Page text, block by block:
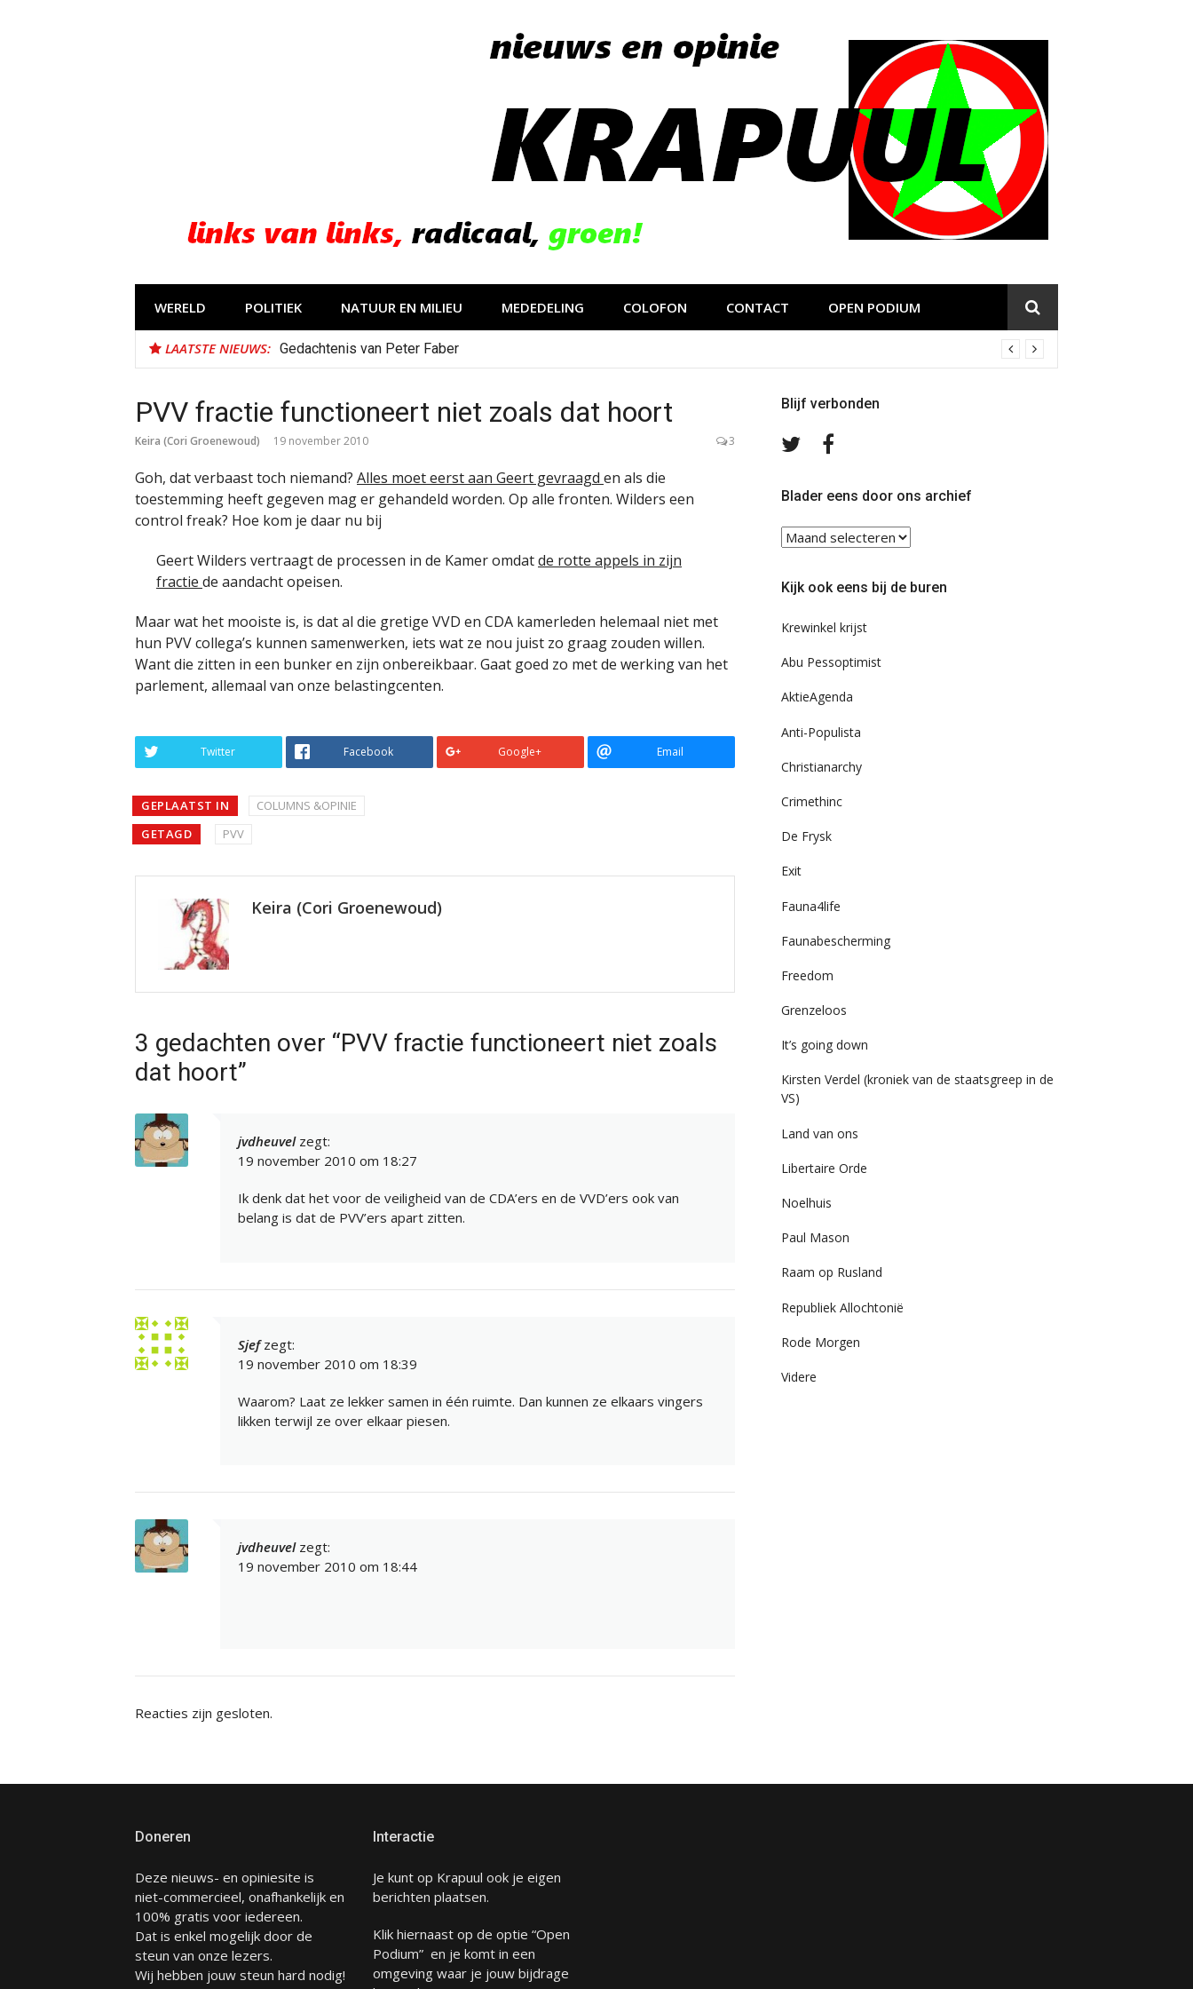
WERELD POLITIEK NATUUR EN MILIEU MEDEDELING COLOFON CONTACT OPEN PODIUM
LAATSTE NIEUWS: Gedachtenis van Peter Faber
PVV fractie functioneert niet zoals dat hoort
Keira (Cori Groenewoud) 19 november 2010 3
Goh, dat verbaast toch niemand? Alles moet eerst aan Geert gevraagd en als die
toestemming heeft gegeven mag er gehandeld worden. Op alle fronten. Wilders een
control freak? Hoe kom je daar nu bij
Geert Wilders vertraagt de processen in de Kamer omdatde rotte appels in zijn
fractie de aandacht opeisen.
Maar wat het mooiste is, is dat al die gretige VVD en CDA kamerleden helemaal niet met
hun PVV collega’s kunnen samenwerken, iets wat ze nou juist zo graag zouden willen.
Want die zitten in een bunker en zijn onbereikbaar. Gaat goed zo met de werking van het
parlement, allemaal van onze belastingcenten.
Twitter Facebook Google+ Email
GEPLAATST IN
COLUMNS &OPINIE
GETAGD
PVV
Keira (Cori Groenewoud)
3 gedachten over “PVV fractie functioneert niet zoals
dat hoort”
jvdheuvel zegt:
19 november 2010 om 18:27
Ik denk dat het voor de veiligheid van de CDA’ers en de VVD’ers ook van
belang is dat de PVV’ers apart zitten.
Sjef zegt:
19 november 2010 om 18:39
Waarom? Laat ze lekker samen in één ruimte. Dan kunnen ze elkaars vingers
likken terwijl ze over elkaar piesen.
jvdheuvel zegt:
19 november 2010 om 18:44
Reacties zijn gesloten.
Blijf verbonden
Volg
TwitterFacebook
Blader eens door ons archief
Blader
eens
ons
Kijk ook eens bij de buren
Krewinkel krijst
Abu Pessoptimist
AktieAgenda
Anti-Populista
Christianarchy
Crimethinc
De Frysk
Exit
Fauna4life
Faunabescherming
Freedom
Grenzeloos
It’s going down
Kirsten Verdel (kroniek van de staatsgreep in de
VS)
Land van ons
Libertaire Orde
Noelhuis
Paul Mason
Raam op Rusland
Republiek Allochtonië
Rode Morgen
Videre
Doneren
Deze nieuws- en opiniesite is
niet-commercieel, onafhankelijk en
100% gratis voor iedereen.
Dat is enkel mogelijk door de
steun van onze lezers.
Wij hebben jouw steun hard nodig!
Interactie
Je kunt op Krapuul ook je eigen
berichten plaatsen.
Klik hiernaast op de optie “Open
Podium” en je komt in een
omgeving waar je jouw bijdrage